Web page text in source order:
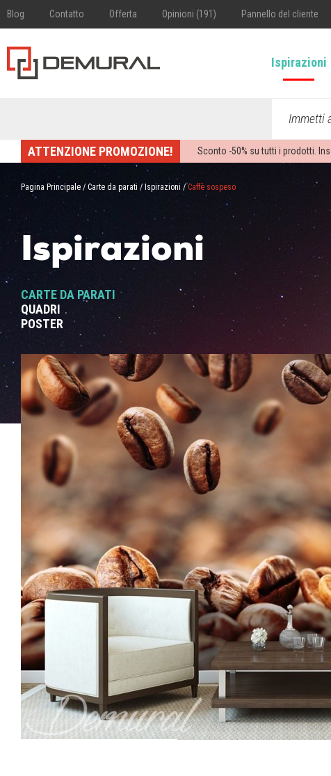
Blog Contatto Offerta Opinioni (191) Pannello del cliente
Ispirazioni
Immetti
ATTENZIONE PROMOZIONE! Sconto -50% su tutti i prodotti.
Pagina Principale / Carte da parati / Ispirazioni /Caffè sospeso
Ispirazioni
CARTE DA PARATI
QUADRI
POSTER